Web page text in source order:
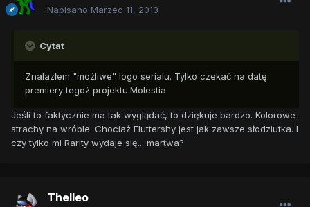
Napisano Marzec 11, 2013
Cytat
Znalazłem "możliwe" logo serialu. Tylko czekać na datę
premiery tegoż projektu.Molestia
Jeśli to faktycznie ma tak wyglądać, to dziękuje bardzo. Kolorowe
strachy na wróble. Chociaż Fluttershy jest jak zawsze słodziutka. I
czy tylko mi Rarity wydaje się... martwa?
Thelleo